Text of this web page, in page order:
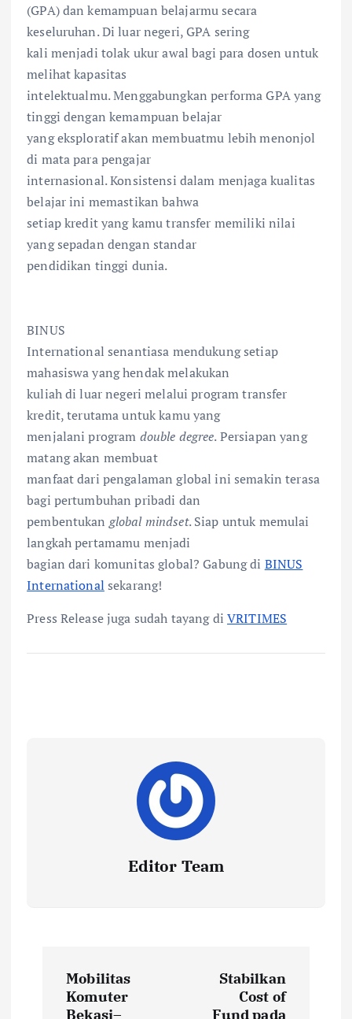
(GPA) dan kemampuan belajarmu secara
keseluruhan. Di luar negeri, GPA sering
kali menjadi tolak ukur awal bagi para dosen untuk
melihat kapasitas
intelektualmu. Menggabungkan performa GPA yang
tinggi dengan kemampuan belajar
yang eksploratif akan membuatmu lebih menonjol
di mata para pengajar
internasional. Konsistensi dalam menjaga kualitas
belajar ini memastikan bahwa
setiap kredit yang kamu transfer memiliki nilai
yang sepadan dengan standar
pendidikan tinggi dunia.
BINUS
International senantiasa mendukung setiap
mahasiswa yang hendak melakukan
kuliah di luar negeri melalui program transfer
kredit, terutama untuk kamu yang
menjalani program double degree. Persiapan yang
matang akan membuat
manfaat dari pengalaman global ini semakin terasa
bagi pertumbuhan pribadi dan
pembentukanglobal mindset. Siap untuk memulai
langkah pertamamu menjadi
bagian dari komunitas global? Gabung di BINUS
International sekarang!
Press Release juga sudah tayang diVRITIMES
Editor Team
Mobilitas
Komuter
Bekasi–
Stabilkan
Cost of
Fund pada